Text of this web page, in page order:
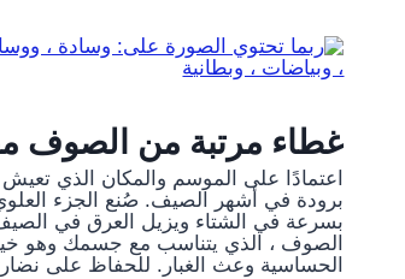
غطاء مرتبة من الصوف
اعتمادًا على الموسم والمكان الذي تعيش
بسرعة في الشتاء ويزيل العرق في
الصوف ، الذي يتناسب مع جسمك وهو
الحساسية وعث الغبار. للحفاظ على